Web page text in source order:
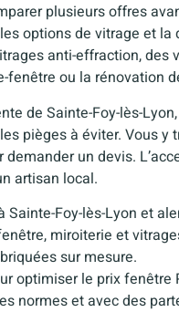
plusieurs offres
options de vitrage et
anti-effraction, des
ou la rénovation
de Sainte-Foy-lès-
pièges à éviter. Vous y
un devis.
artisan local.
Sainte-Foy-lès-Lyon et
miroiterie et
sur mesure.
optimiser le prix fenêtre
normes et avec des